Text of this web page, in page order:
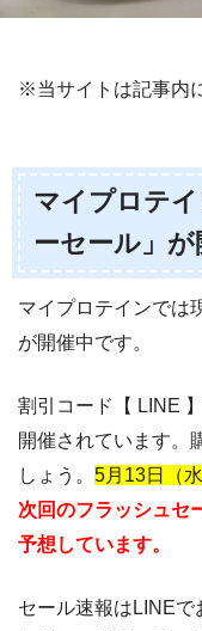
※当サイトは記事内
マイプロテ
ーセール」が
マイプロテインでは
が開催中です。
割引コード【 LINE
開催されています。
しょう。 5月13日（
次回のフラッシュセ
予想しています。
セール速報はLINE